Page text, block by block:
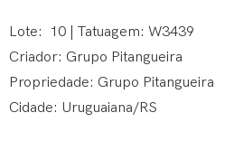
Lote: 10 | Tatuagem: W3439
Criador: Grupo Pitangueira
Propriedade: Grupo Pitangueira
Cidade: Uruguaiana/RS